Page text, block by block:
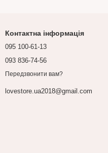
Контактна інформація
095 100-61-13
093 836-74-56
Передзвонити вам?
lovestore.ua2018@gmail.com